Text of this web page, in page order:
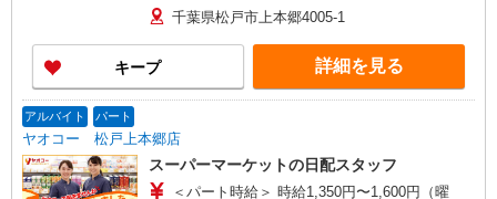
給1400円〜 19時以降：時給1500円〜 ★土曜＋100
円 ★日・祝＋100円 ※アルバイトさんの時給や募
集内容はお問い合わせください
千葉県松戸市上本郷4005-1
キープ 詳細を見る
アルバイト パート
ヤオコー 松戸上本郷店
スーパーマーケットの日配スタッフ
＜パート時給＞ 時給1,350円〜1,600円（曜